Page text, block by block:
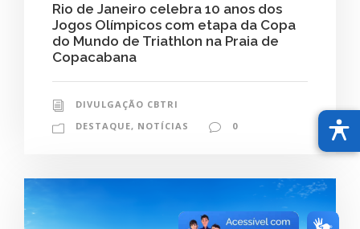
Rio de Janeiro celebra 10 anos dos
Jogos Olímpicos com etapa da Copa
do Mundo de Triathlon na Praia de
Copacabana
DIVULGAÇÃO CBTRI
DESTAQUE, NOTÍCIAS 0